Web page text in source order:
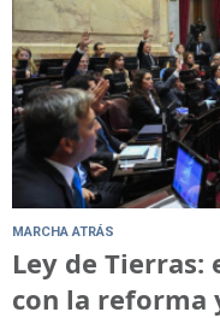
MARCHA ATRÁS
Ley de
con la reforma